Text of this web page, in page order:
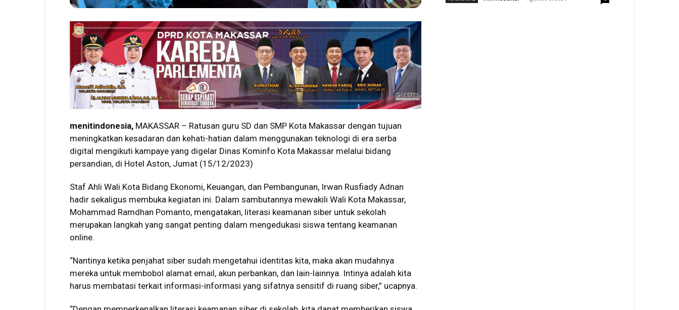
menitindonesia, MAKASSAR – Ratusan guru SD dan SMP Kota Makassar dengan tujuan
meningkatkan kesadaran dan kehati-hatian dalam menggunakan teknologi di era serba
digital mengikuti kampaye yang digelar Dinas Kominfo Kota Makassar melalui bidang
persandian, di Hotel Aston, Jumat (15/12/2023)
Staf Ahli Wali Kota Bidang Ekonomi, Keuangan, dan Pembangunan, Irwan Rusfiady Adnan
hadir sekaligus membuka kegiatan ini. Dalam sambutannya mewakili Wali Kota Makassar,
Mohammad Ramdhan Pomanto, mengatakan, literasi keamanan siber untuk sekolah
merupakan langkah yang sangat penting dalam mengedukasi siswa tentang keamanan
online.
“Nantinya ketika penjahat siber sudah mengetahui identitas kita, maka akan mudahnya
mereka untuk membobol alamat email, akun perbankan, dan lain-lainnya. Intinya adalah kita
harus membatasi terkait informasi-informasi yang sifatnya sensitif di ruang siber,” ucapnya.